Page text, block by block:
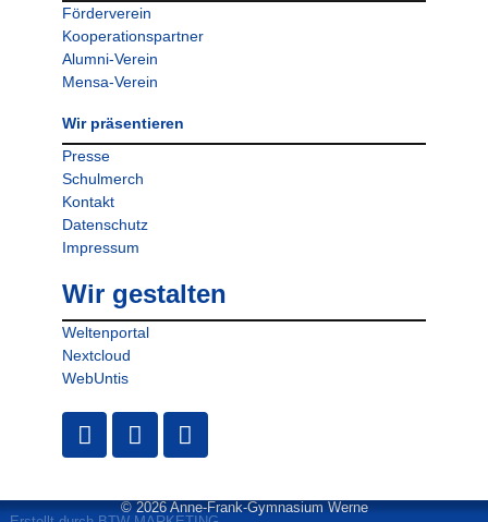
Förderverein
Kooperationspartner
Alumni-Verein
Mensa-Verein
Wir präsentieren
Presse
Schulmerch
Kontakt
Datenschutz
Impressum
Wir gestalten
Weltenportal
Nextcloud
WebUntis
© 2026 Anne-Frank-Gymnasium Werne